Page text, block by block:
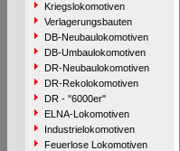
Kriegslokomotiven
Verlagerungsbauten
DB-Neubaulokomotiven
DB-Umbaulokomotiven
DR-Neubaulokomotiven
DR-Rekolokomotiven
DR - "6000er"
ELNA-Lokomotiven
Industrielokomotiven
Feuerlose Lokomotiven